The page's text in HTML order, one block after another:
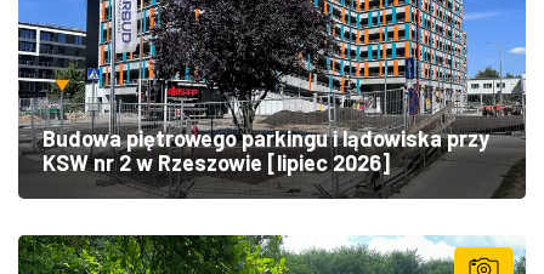
Budowa piętrowego parkingu i lądowiska przy
KSW nr 2 w Rzeszowie [lipiec 2026]